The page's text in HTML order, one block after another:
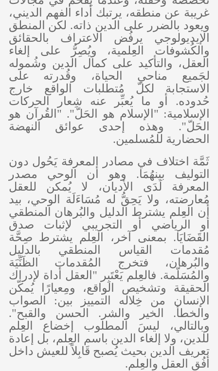
غريبة عن منطقه، يرتبك أداء الفهم الديني،
ويعود بالضرر على الدين ذاته. لكن المنطق
الإيديولوجي يرفُض الاعتراف بالحقائق
والكُشوفات العِلمية، ويُصِرُّ على إلغاء
العقل، والتأكيد على كمال الدين وشُموله
لجَميع مناحي الحياة، وقُدرته على
الاستجابة لكلّ مُتطلبات الواقع خارج
حُدوده. أو ما يُعبِّر عنه شِعار الحركات
الإسلامية: "الإسلام هو الحَلّ". "القُرآن هو
الحَلّ". وهذه إحدى عوائق النهضة
الحضارية للمُسلمين.
ثَمَّة اختلاف في مصادر المعرفة يَحُول دون
التوليف بينهُمَا. وهو أن الوحي مصدر
المعرفة لَدَى الأديان، لا يُمكن للعقل
مُعارضته، ولا يَحِقُّ له مُسَاءَلَة الوحي، بيد
أن العِلم يشترط الدليل والبُرهان المنطقي
أو الرياضي أو التجريبي لإثبات صدق
القَضَايَا. بمعنى آخر، العِلم يشترط صِحَّة
مُقدمات القياس المنطقي بالدليل
والبُرهان، فتخرج المُقدمات الظَنِّيَة
والمُسَلّمة. فالعِلم يَعْتَبِر "العقل أداة لإدراك
الحقيقة وتشخيص الواقع، ومِعيارًا يُمكّن
الإنسان من خِلاله التمييز بين: الصواب
والخطأ. الخير والشر. الحسن والقبح".
وبالتالي، ليسَ المطلوب إخضاع العِلم
للدين، ولا إلغاء الدين باسم العِلم، بل إعادة
تعريف الدين بحيث يُصبح قَابِلاً للعيش داخل
أفُق العقل والعِلم.